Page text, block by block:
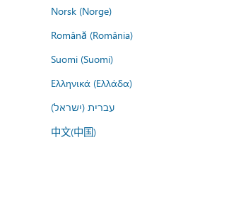
Norsk (Norge)
Română (România)
Suomi (Suomi)
Ελληνικά (Ελλάδα)
עברית (ישראל)
中文(中国)